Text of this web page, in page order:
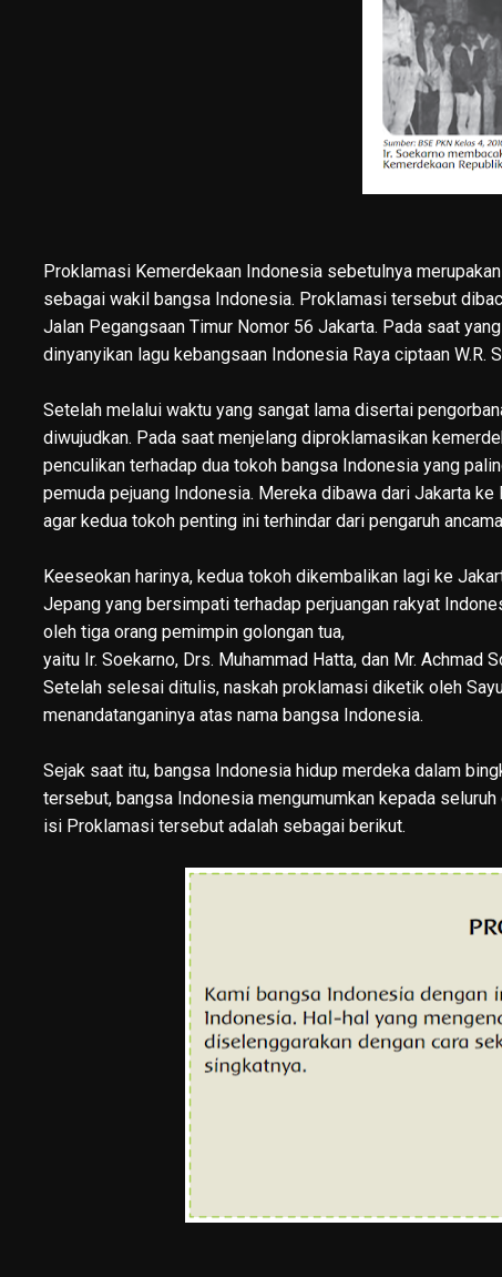
Proklamasi Kemerdekaan Indonesia sebetulnya
sebagai wakil bangsa Indonesia. Proklamasi tersebut
Jalan Pegangsaan Timur Nomor 56 Jakarta. Pada saat
dinyanyikan lagu kebangsaan Indonesia Raya ciptaan W.R.
Setelah melalui waktu yang sangat lama disertai
diwujudkan. Pada saat menjelang diproklamasikan
penculikan terhadap dua tokoh bangsa Indonesia yang
pemuda pejuang Indonesia. Mereka dibawa dari Jakarta ke
agar kedua tokoh penting ini terhindar dari pengaruh
Keeseokan harinya, kedua tokoh dikembalikan lagi ke
Jepang yang bersimpati terhadap perjuangan rakyat
oleh tiga orang pemimpin golongan tua,
yaitu Ir. Soekarno, Drs. Muhammad Hatta, dan Mr. Achmad
Setelah selesai ditulis, naskah proklamasi diketik oleh
menandatanganinya atas nama bangsa Indonesia.
Sejak saat itu, bangsa Indonesia hidup merdeka dalam
tersebut, bangsa Indonesia mengumumkan kepada
isi Proklamasi tersebut adalah sebagai berikut.